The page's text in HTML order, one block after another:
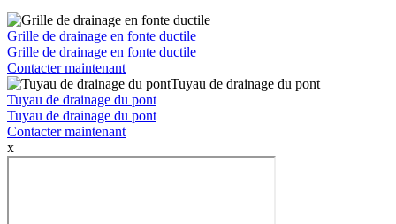
Grille de drainage en fonte ductile
Grille de drainage en fonte ductile
Contacter maintenant
Tuyau de drainage du pont
Tuyau de drainage du pont
Contacter maintenant
x